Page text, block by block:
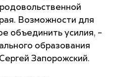
Возможности для
объединить усилия, –
образования
Запорожский.